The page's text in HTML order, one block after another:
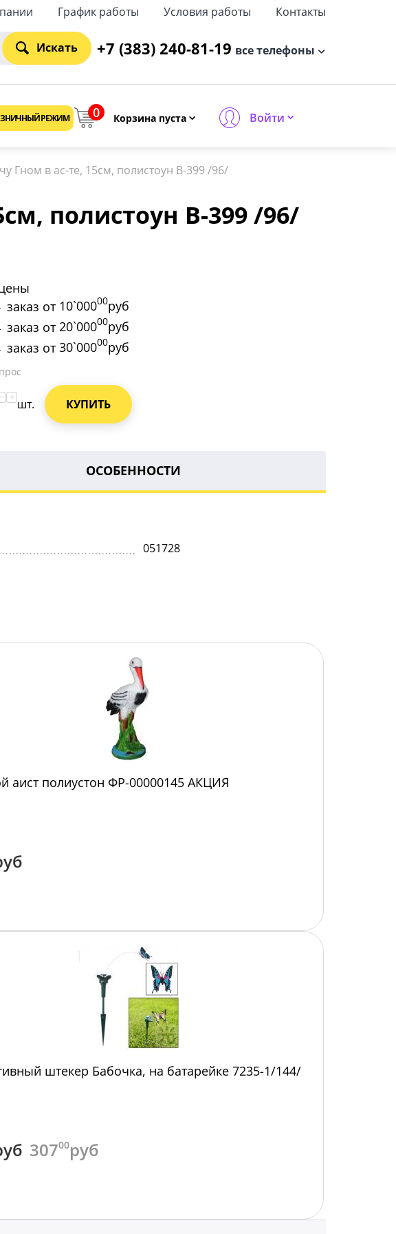
График работы Условия работы Контакты
Искать +7 (383) 240-81-19 все телефоны
РЕЖИМ 0 Корзина пуста Войти
Гном в ас-те, 15см, полистоун B-399 /96/
полистоун B-399 /96/
заказ от 10`00000руб
заказ от 20`00000руб
заказ от 30`00000руб
+ шт. КУПИТЬ
ОСОБЕННОСТИ
051728
аист полиустон ФР-00000145 АКЦИЯ
штекер Бабочка, на батарейке 7235-1/144/
30700руб